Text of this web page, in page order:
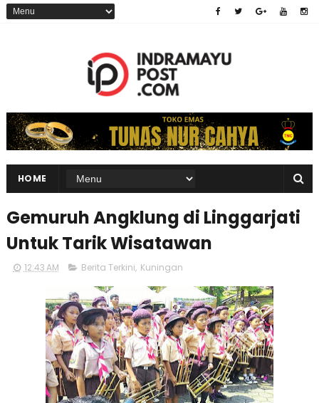
HOME
Gemuruh Angklung di Linggarjati
Untuk Tarik Wisatawan
12:43 AM Berita Terkini, Kuningan